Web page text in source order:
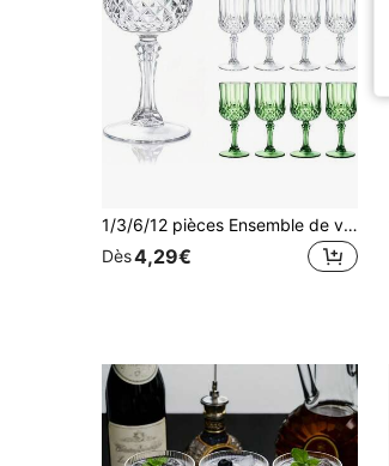
1/3/6/12 pièces Ensemble de verres à vin en acrylique, 7oz (environ 198,4g) Verres à pied vintage convenant pour mariage, dîner en plein air, Saint-Valentin. Verres à champagne vintage réutilisables, parfaits pour la Saint-Valentin, les fêtes, les mariages, excellents pour les fêtes!
Dès4,29€